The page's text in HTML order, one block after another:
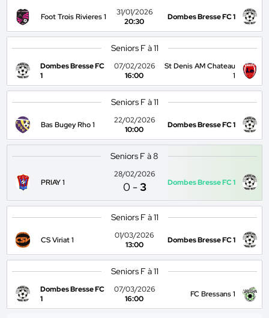
Foot Trois Rivieres 1
31/01/2026
20:30
Dombes Bresse FC 1
Seniors F à 11
Dombes Bresse FC
1
07/02/2026
16:00
St Denis AM Chateau
1
Seniors F à 11
Bas Bugey Rho 1
22/02/2026
10:00
Dombes Bresse FC 1
Seniors F à 8
PRIAY 1
28/02/2026
0 -3 Dombes Bresse FC 1
Seniors F à 11
CS Viriat 1
01/03/2026
13:00
Dombes Bresse FC 1
Seniors F à 11
Dombes Bresse FC
1
07/03/2026
16:00
FC Bressans 1